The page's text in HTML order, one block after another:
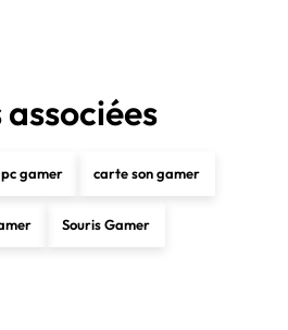
gamer carte son gamer
Souris Gamer